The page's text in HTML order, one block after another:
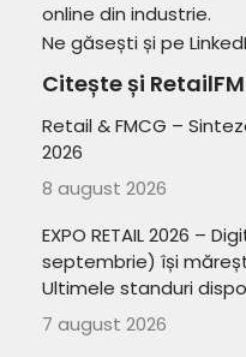
online din industrie.
Ne găsești și pe
Citește și
Retail & FMCG –
2026
8 august 2026
EXPO RETAIL 2026 –
septembrie) își
Ultimele standuri
7 august 2026